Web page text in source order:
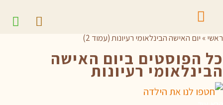
ראשי» יום האישה הבינלאומי רעיונות (עמוד 2)
כל הפוסטים ביום האישה
הבינלאומי רעיונות